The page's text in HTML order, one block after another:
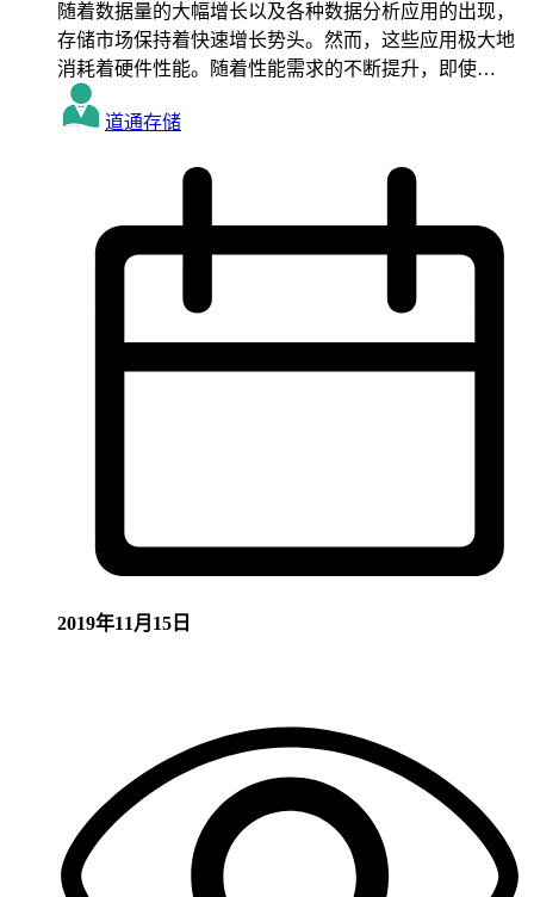
随着数据量的大幅增长以及各种数据分析应用的出现，
存储市场保持着快速增长势头。然而，这些应用极大地
消耗着硬件性能。随着性能需求的不断提升，即使…
道通存储
2019年11月15日